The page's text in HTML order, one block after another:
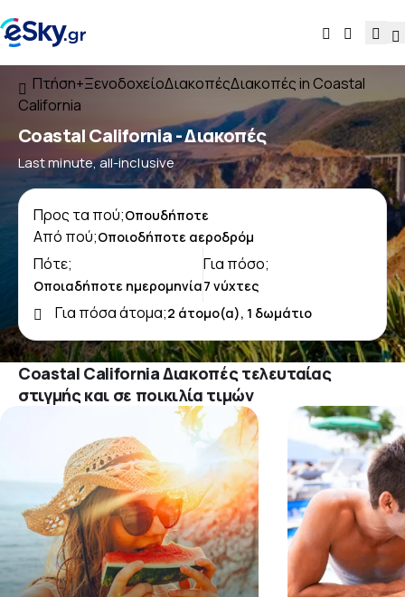
Πτήση+ΞενοδοχείοΔιακοπέςΔιακοπές in Coastal
California
Coastal California - Διακοπές
Last minute, all-inclusive
Προς τα πού;
Από πού;
Πότε;
Για πόσο;
Για πόσα άτομα;
Coastal California Διακοπές τελευταίας
στιγμής και σε ποικιλία τιμών